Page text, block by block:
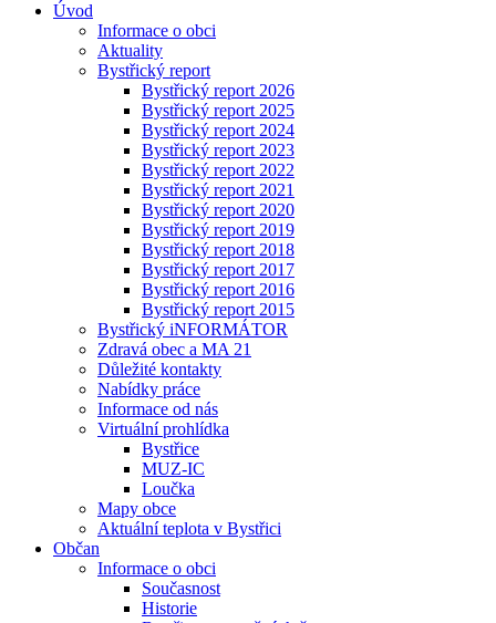
Úvod
Informace o obci
Aktuality
Bystřický report
Bystřický report 2026
Bystřický report 2025
Bystřický report 2024
Bystřický report 2023
Bystřický report 2022
Bystřický report 2021
Bystřický report 2020
Bystřický report 2019
Bystřický report 2018
Bystřický report 2017
Bystřický report 2016
Bystřický report 2015
Bystřický iNFORMÁTOR
Zdravá obec a MA 21
Důležité kontakty
Nabídky práce
Informace od nás
Virtuální prohlídka
Bystřice
MUZ-IC
Loučka
Mapy obce
Aktuální teplota v Bystřici
Občan
Informace o obci
Současnost
Historie